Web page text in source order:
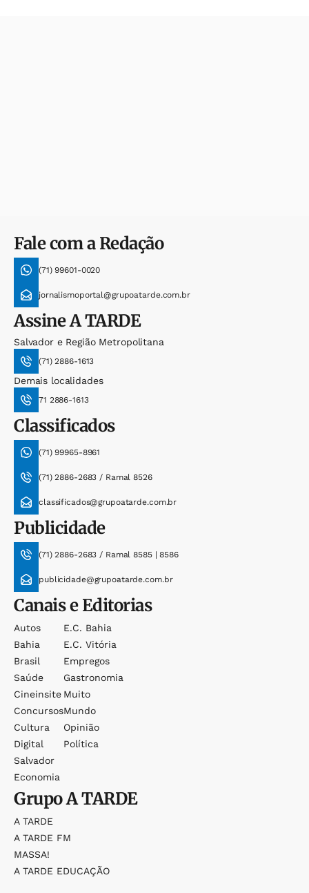
Fale com a Redação
(71) 99601-0020
jornalismoportal@grupoatarde.com.br
AssineA TARDE
Salvador e Região Metropolitana
(71) 2886-1613
Demais localidades
71 2886-1613
Classificados
(71) 99965-8961
(71) 2886-2683 / Ramal 8526
classificados@grupoatarde.com.br
Publicidade
(71) 2886-2683 / Ramal 8585 | 8586
publicidade@grupoatarde.com.br
Canais e Editorias
Autos
Bahia
Brasil
Saúde
Cineinsite
Concursos
Cultura
Digital
Salvador
Economia
E.c. Bahia
E.c. Vitória
Empregos
Gastronomia
Muito
Mundo
Opinião
Política
GrupoA TARDE
A TARDE
A TARDE FM
MASSA!
A TARDE EDUCAÇÃO